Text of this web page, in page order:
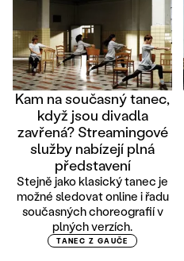
Kam na současný tanec,
když jsou divadla
zavřená? Streamingové
služby nabízejí plná
představení
Stejně jako klasický tanec je
možné sledovat online i řadu
současných choreografií v
plných verzích.
TANEC Z GAUČE